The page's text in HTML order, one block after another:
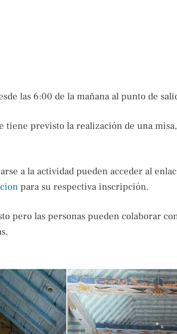
las 6:00 de la mañana al punto de
previsto la realización de una
a la actividad pueden acceder al
para su respectiva inscripción.
pero las personas pueden colaborar